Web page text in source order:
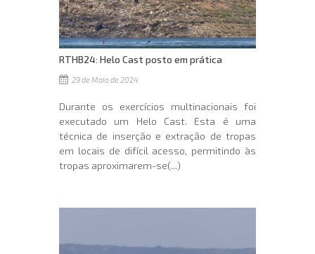
RTHB24: Helo Cast posto em prática
29 de Maio de 2024
Durante os exercícios multinacionais foi
executado um Helo Cast. Esta é uma
técnica de inserção e extração de tropas
em locais de difícil acesso, permitindo às
tropas aproximarem-se(...)